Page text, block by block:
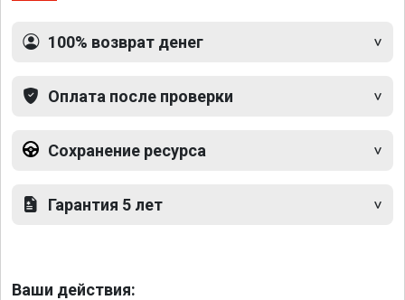
100% возврат денег
Оплата после проверки
Сохранение ресурса
Гарантия 5 лет
Ваши действия: